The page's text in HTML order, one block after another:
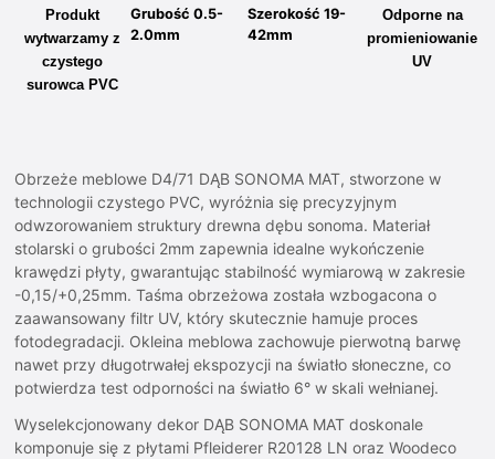
Produkt
wytwarzamy z
czystego
surowca PVC
Grubość 0.5-
2.0mm
Szerokość 19-
42mm
Odporne na
promieniowanie
UV
Obrzeże meblowe D4/71 DĄB SONOMA MAT, stworzone w
technologii czystego PVC, wyróżnia się precyzyjnym
odwzorowaniem struktury drewna dębu sonoma. Materiał
stolarski o grubości 2mm zapewnia idealne wykończenie
krawędzi płyty, gwarantując stabilność wymiarową w zakresie
-0,15/+0,25mm. Taśma obrzeżowa została wzbogacona o
zaawansowany filtr UV, który skutecznie hamuje proces
fotodegradacji. Okleina meblowa zachowuje pierwotną barwę
nawet przy długotrwałej ekspozycji na światło słoneczne, co
potwierdza test odporności na światło 6° w skali wełnianej.
Wyselekcjonowany dekor DĄB SONOMA MAT doskonale
komponuje się z płytami Pfleiderer R20128 LN oraz Woodeco